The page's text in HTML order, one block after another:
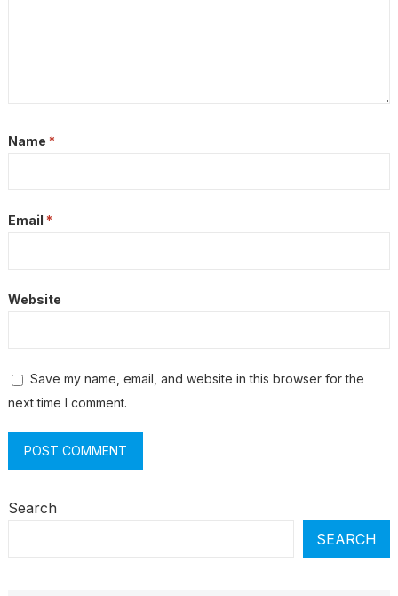
Name *
Email *
Website
Save my name, email, and website in this browser for the
next time I comment.
Search
SEARCH